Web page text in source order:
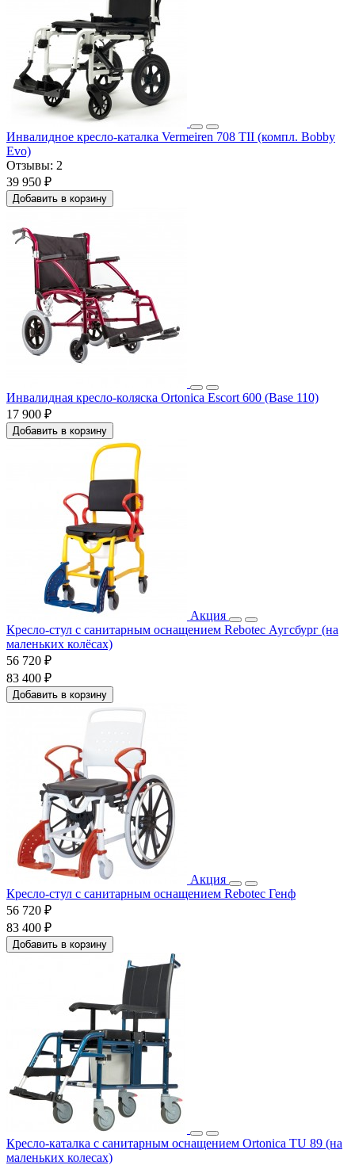
Инвалидное кресло-каталка Vermeiren 708 TII (компл. Bobby
Evo)
Отзывы: 2
39 950 ₽
Добавить в корзину
Инвалидная кресло-коляска Ortonica Escort 600 (Base 110)
17 900 ₽
Добавить в корзину
Акция
Кресло-стул с санитарным оснащением Rebotec Аугсбург (на
маленьких колёсах)
56 720 ₽
83 400 ₽
Добавить в корзину
Акция
Кресло-стул с санитарным оснащением Rebotec Генф
56 720 ₽
83 400 ₽
Добавить в корзину
Кресло-каталка с санитарным оснащением Ortonica TU 89 (на
маленьких колесах)